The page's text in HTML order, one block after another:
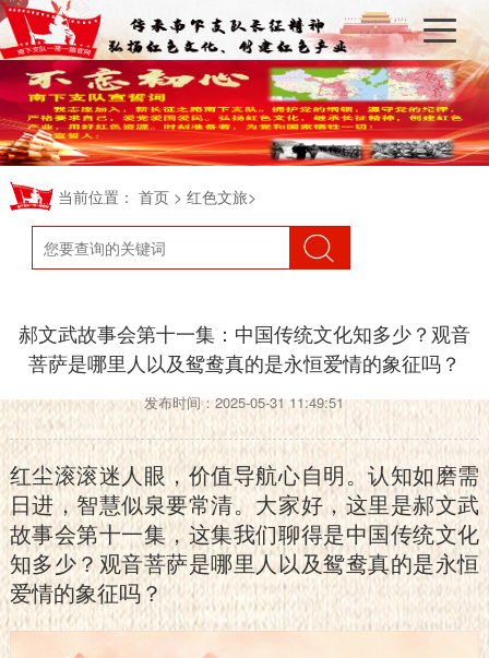
当前位置： 首页> 红色文旅>
郝文武故事会第十一集：中国传统文化知多少？观音
菩萨是哪里人以及鸳鸯真的是永恒爱情的象征吗？
发布时间：2025-05-31 11:49:51
红尘滚滚迷人眼，价值导航心自明。认知如磨需
日进，智慧似泉要常清。大家好，这里是郝文武
故事会第十一集，这集我们聊得是中国传统文化
知多少？观音菩萨是哪里人以及鸳鸯真的是永恒
爱情的象征吗？